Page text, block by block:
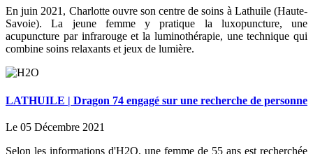
En juin 2021, Charlotte ouvre son centre de soins à Lathuile (Haute-
Savoie). La jeune femme y pratique la luxopuncture, une
acupuncture par infrarouge et la luminothérapie, une technique qui
combine soins relaxants et jeux de lumière.
LATHUILE | Dragon 74 engagé sur une recherche de personne
Le 05 Décembre 2021
Selon les informations d'H2O, une femme de 55 ans est recherchée